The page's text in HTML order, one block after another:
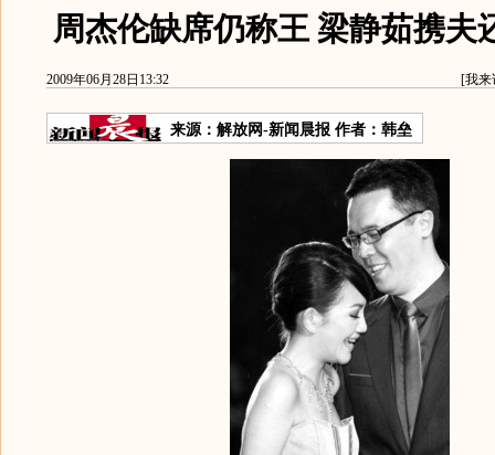
周杰伦缺席仍称王 梁静茹携夫
2009年06月28日13:32 [我来
来源： 解放网-新闻晨报作者：韩垒